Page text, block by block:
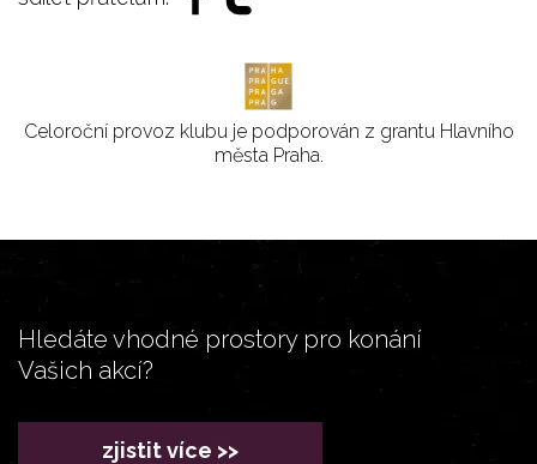
Celoroční provoz klubu je podporován z grantu Hlavního
města Praha.
Hledáte vhodné prostory pro konání
Vašich akcí?
zjistit více >>